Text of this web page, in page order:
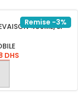
Remise -3%
450ML/SP-
DHS
AU PANIER